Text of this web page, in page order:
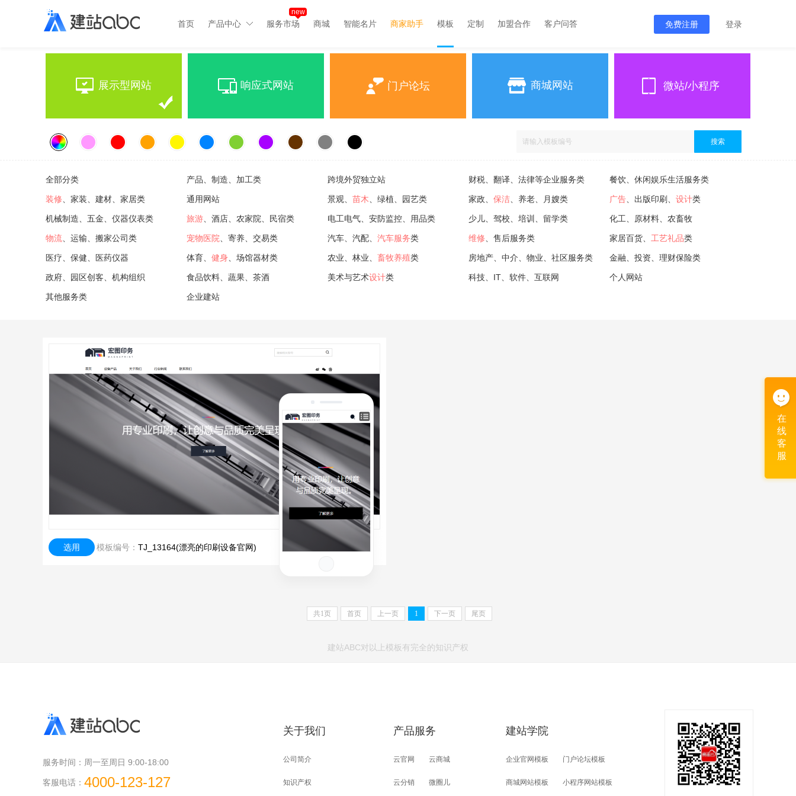
首页 产品中心 服务市场
new
商城 智能名片 商家助手 模板 定制 加盟合作 客户问答 免费注册 登录
展示型网站 响应式网站 门户论坛 商城网站 微站/小程序
搜索
全部分类 产品、制造、加工类 跨境外贸独立站 财税、翻译、法律等企业服务类 餐饮、休闲娱乐生活服务类
装修 、家装、建材、家居类 通用网站 景观、 苗木 、绿植、园艺类 家政、 保洁 、养老、月嫂类 广告 、出版印刷、 设计类
机械制造、五金、仪器仪表类 旅游 、酒店、农家院、民宿类 电工电气、安防监控、用品类 少儿、驾校、培训、留学类 化工、原材料、农畜牧
物流 、运输、搬家公司类 宠物医院 、寄养、交易类 汽车、汽配、 汽车服务类 维修 、售后服务类 家居百货、 工艺礼品类
医疗、保健、医药仪器 体育、 健身 、场馆器材类 农业、林业、 畜牧养殖类 房地产、中介、物业、社区服务类 金融、投资、理财保险类
政府、园区创客、机构组织 食品饮料、蔬果、茶酒 美术与艺术设计类 科技、IT、软件、互联网 个人网站
其他服务类 企业建站
选用 模板编号： TJ_13164(漂亮的印刷设备官网)
共1页 首页 上一页 1 下一页 尾页
建站ABC对以上模板有完全的知识产权
服务时间： 周一至周日 9:00-18:00
客服电话： 4000-123-127
关于我们
公司简介
知识产权
产品服务
云官网 云商城
云分销 微圈儿
建站学院
企业官网模板 门户论坛模板
商城网站模板 小程序网站模板
在
线
客
服